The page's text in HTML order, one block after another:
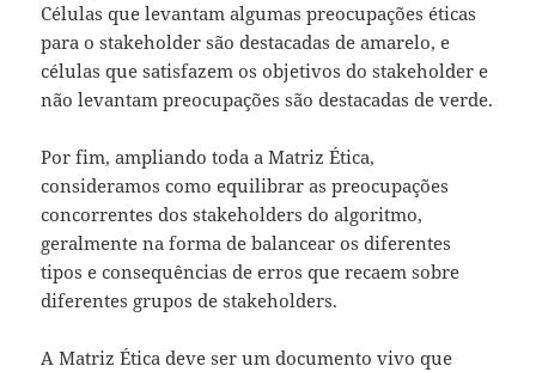
Células que levantam algumas preocupações éticas
para o stakeholder são destacadas de amarelo, e
células que satisfazem os objetivos do stakeholder e
não levantam preocupações são destacadas de verde.
Por fim, ampliando toda a Matriz Ética,
consideramos como equilibrar as preocupações
concorrentes dos stakeholders do algoritmo,
geralmente na forma de balancear os diferentes
tipos e consequências de erros que recaem sobre
diferentes grupos de stakeholders.
A Matriz Ética deve ser um documento vivo que